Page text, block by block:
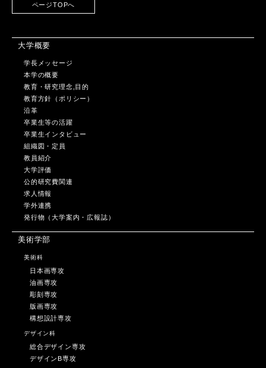
ページTOPへ
大学概要
学長メッセージ
本学の概要
教育・研究理念,目的
教育方針（ポリシー）
沿革
卒業生等の活躍
卒業生インタビュー
組織図・定員
教員紹介
大学評価
公的研究費関連
求人情報
学外連携
発行物（大学案内・広報誌）
美術学部
美術科
日本画専攻
油画専攻
彫刻専攻
版画専攻
構想設計専攻
デザイン科
総合デザイン専攻
デザインB専攻